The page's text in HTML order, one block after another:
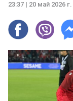
23:37 | 20 май 2026 г.